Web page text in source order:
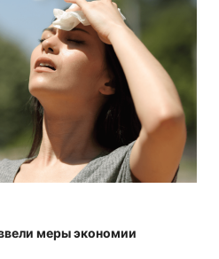
меры экономии